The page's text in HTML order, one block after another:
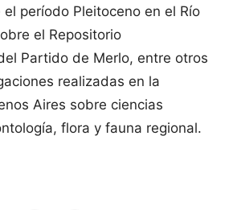
período Pleitoceno en el Río
el Repositorio
Partido de Merlo, entre otros
realizadas en la
Aires sobre ciencias
flora y fauna regional.